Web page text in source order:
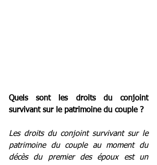
Quels sont les droits du conjoint
survivant sur le patrimoine du couple ?
Les droits du conjoint survivant sur le
patrimoine du couple au moment du
décès du premier des époux est un